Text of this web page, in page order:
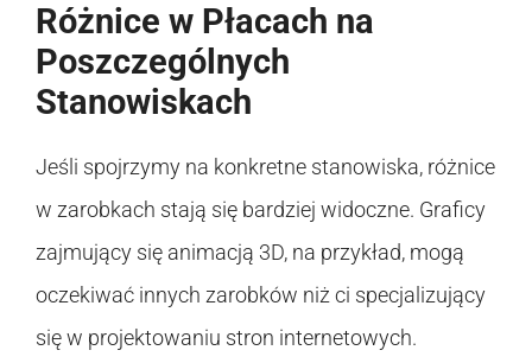
Różnice w Płacach na
Poszczególnych
Stanowiskach
Jeśli spojrzymy na konkretne stanowiska, różnice
w zarobkach stają się bardziej widoczne. Graficy
zajmujący się animacją 3D, na przykład, mogą
oczekiwać innych zarobków niż ci specjalizujący
się w projektowaniu stron internetowych.